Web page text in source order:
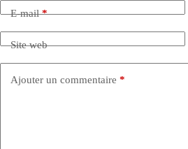
E-mail*
Site web
Ajouter un commentaire *